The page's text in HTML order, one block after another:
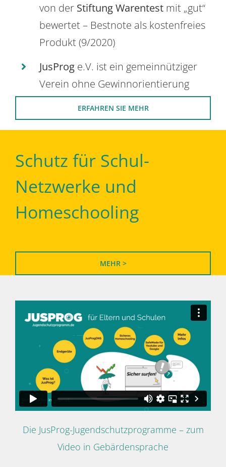
von der Stiftung Warentest mit „gut“
bewertet – Bestnote als kostenfreies
Produkt (9/2020)
JusProg e.V. ist ein gemeinnütziger
Verein ohne Gewinnorientierung
ERFAHREN SIE MEHR
Schutz für Schul-
Netzwerke und
Homeschooling
MEHR >
Die JusProg-Jugendschutzprogramme – zum
Video in Gebärdensprache